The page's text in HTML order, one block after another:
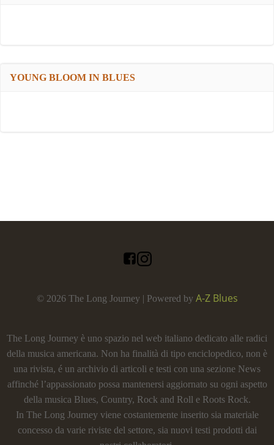
YOUNG BLOOM IN BLUES
© 2026 The Long Journey | Powered by A-Z Blues
The Long Journey è uno spazio nel web italiano dedicato alle radici
della musica americana. Non ha finalità di tipo enciclopedico, non è
una rivista, é un archivio di articoli e testi con una sezione News
affinché l’appassionato possa mantenersi aggiornato su ogni aspetto
della musica Blues, Country, Rock and Roll e Roots Rock.
In The Long Journey viene costantemente inserito sia materiale
concesso da varie riviste del settore, sia nuovi testi prodotti dai